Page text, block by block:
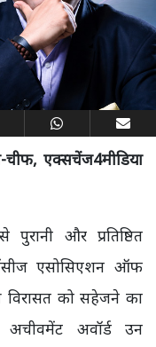
चीफ, एक्सचेंज4मीडिया
पुरानी और प्रतिष्ठित
एसोसिएशन ऑफ
विरासत को सहेजने का
अवॉर्ड उन